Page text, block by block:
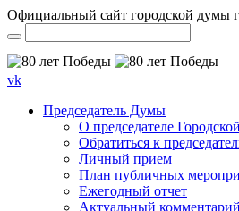
Официальный сайт городской думы
vk
Председатель Думы
О председателе
Обратиться к
Личный прием
План публичных
Ежегодный отчет
Актуальный комментарий